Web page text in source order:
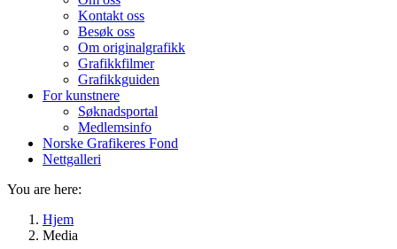
Kontakt oss
Besøk oss
Om originalgrafikk
Grafikkfilmer
Grafikkguiden
For kunstnere
Søknadsportal
Medlemsinfo
Norske Grafikeres Fond
Nettgalleri
You are here:
Hjem
Media